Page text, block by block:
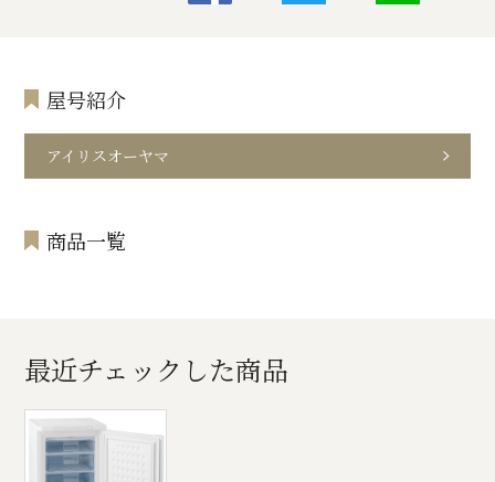
屋号紹介
アイリスオーヤマ
商品一覧
最近チェックした商品